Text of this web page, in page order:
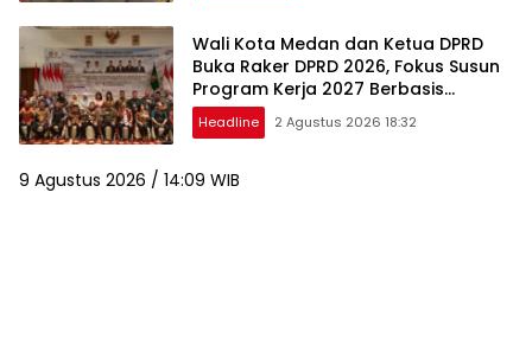
Wali Kota Medan dan Ketua DPRD
Buka Raker DPRD 2026, Fokus Susun
Program Kerja 2027 Berbasis
Digitalisasi dan Inovasi
Headline 2 Agustus 2026 18:32
9 Agustus 2026 / 14:09 WIB